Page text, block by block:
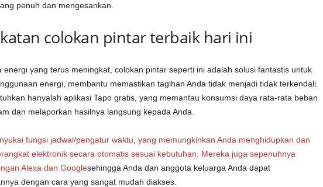
penuh dan mengesankan.
colokan pintar terbaik hari ini
energi yang terus meningkat, colokan pintar seperti ini adalah solusi fantastis untuk
energi, membantu memastikan tagihan Anda tidak menjadi tidak terkendali.
hanyalah aplikasi Tapo gratis, yang memantau konsumsi daya rata-rata beban
dan melaporkan hasilnya langsung kepada Anda.
fungsi jadwal/pengatur waktu, yang memungkinkan Anda menghidupkan dan
elektronik secara otomatis sesuai kebutuhan. Mereka juga sepenuhnya
Alexa dan Googlesehingga Anda dan anggota keluarga Anda dapat
dengan cara yang sangat mudah diakses.